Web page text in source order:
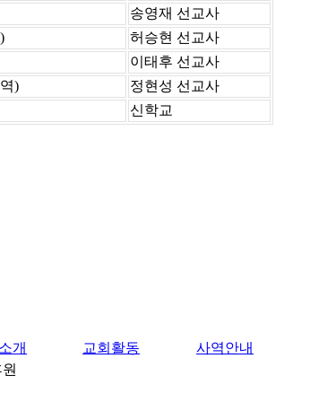
송영재 선교사
허승현 선교사
이태후 선교사
)
정현성 선교사
신학교
개 교회활동 사역안내